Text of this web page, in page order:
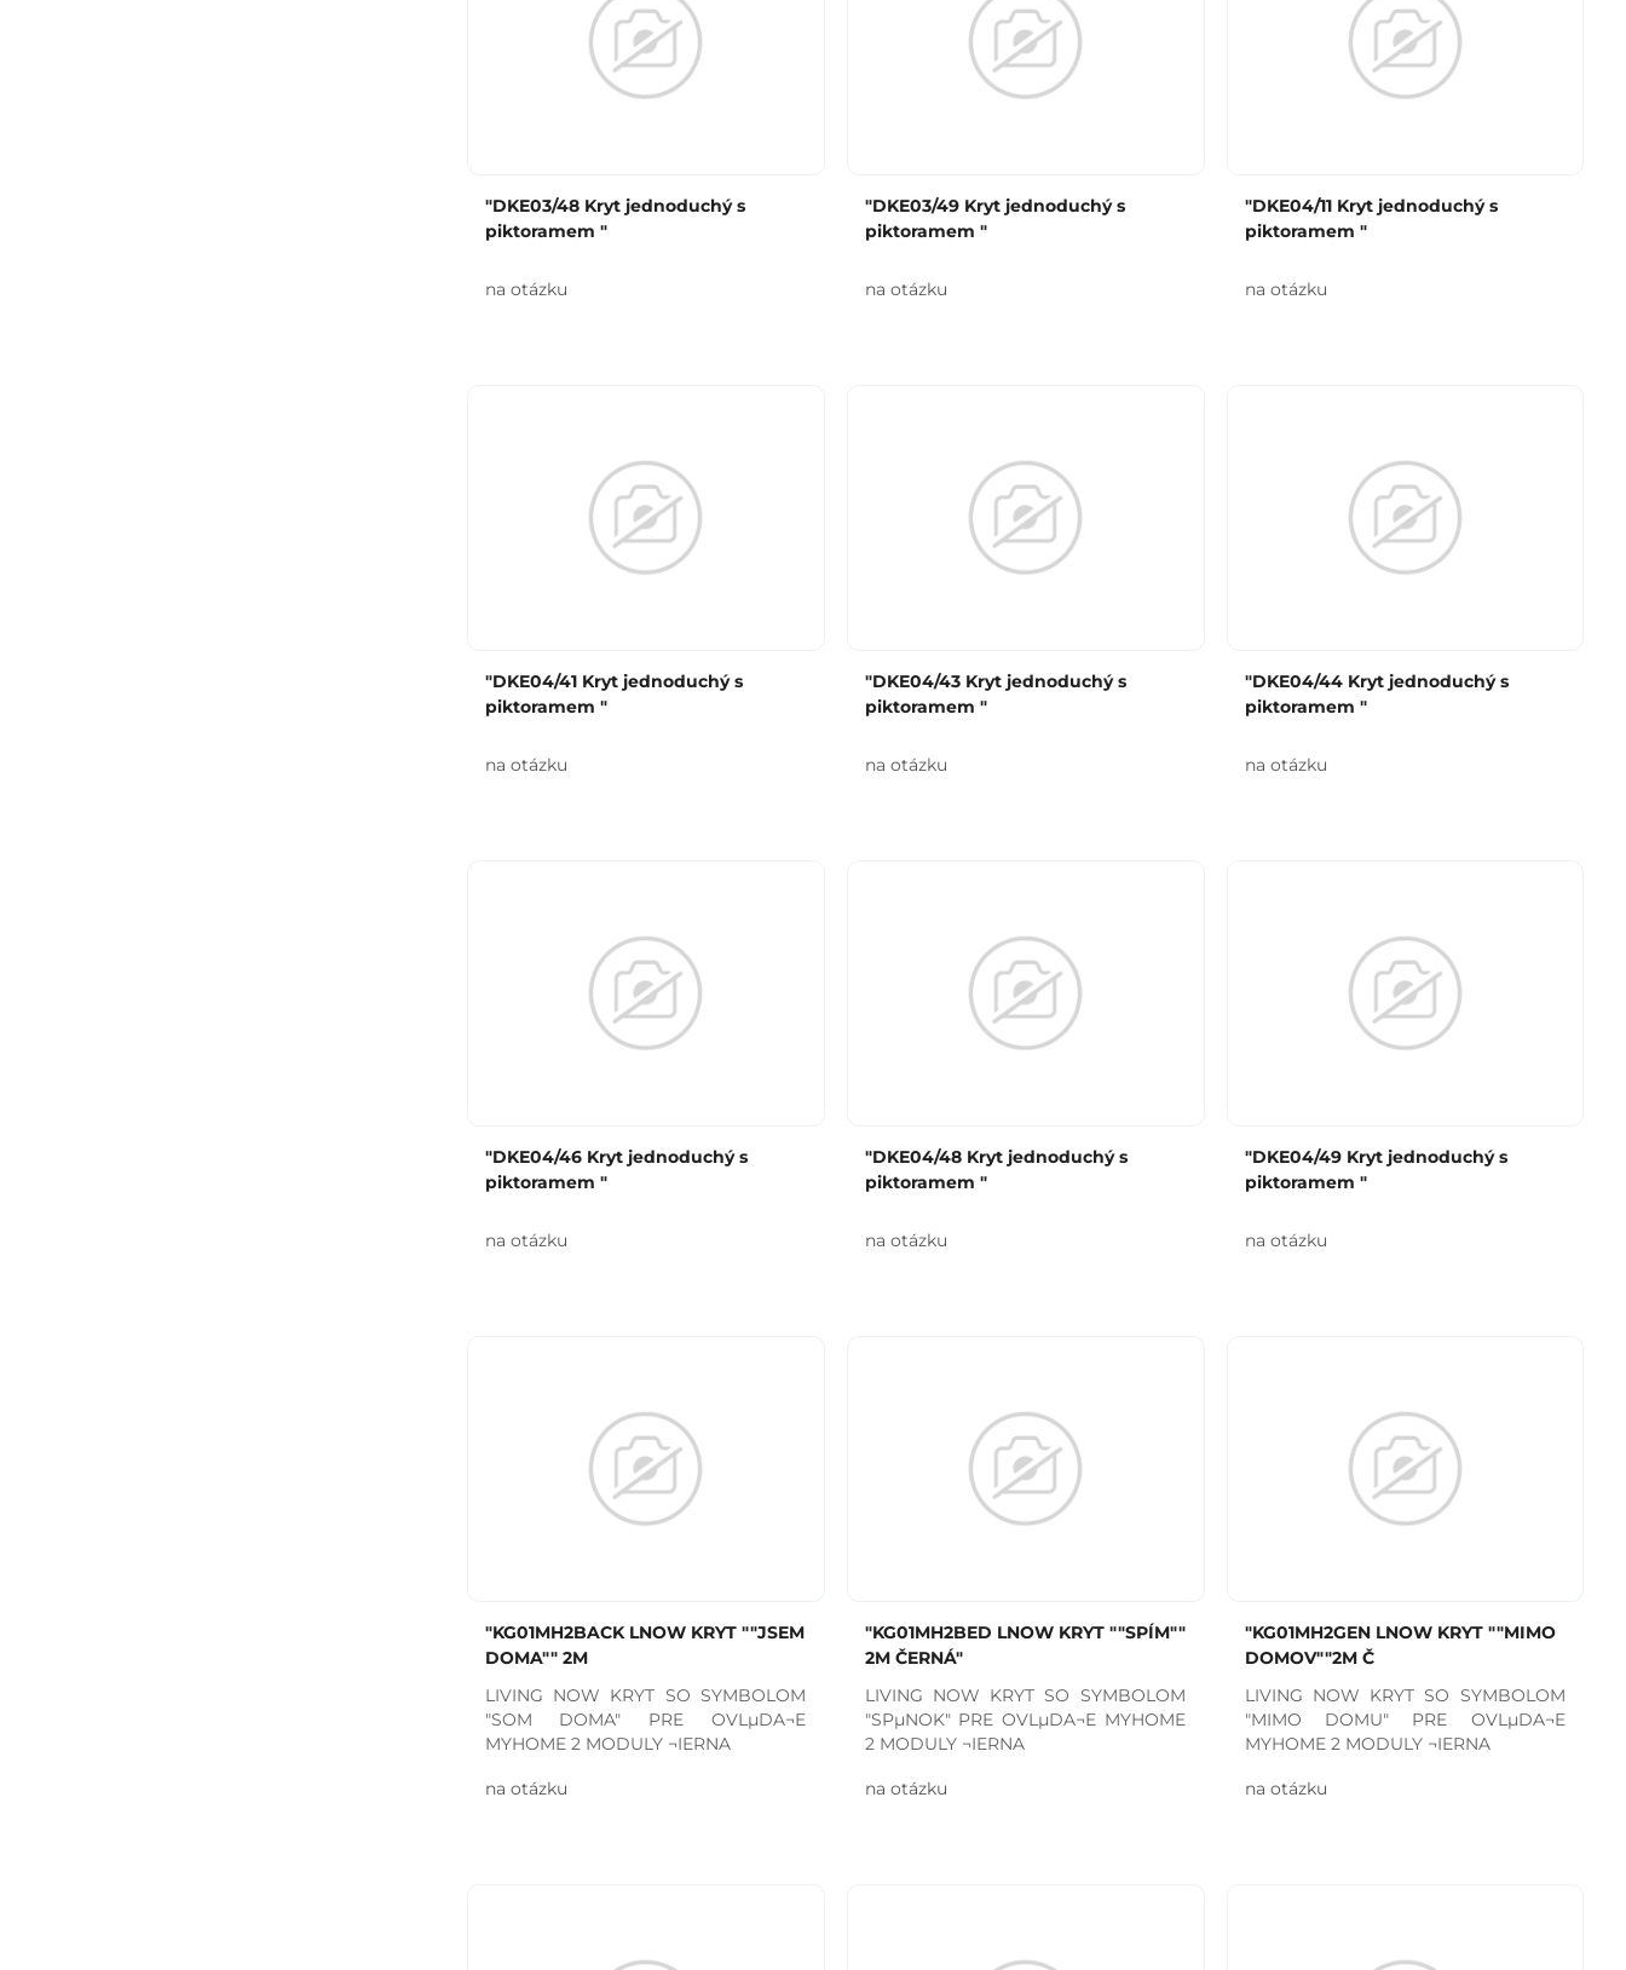
"DKE03/48 Kryt jednoduchý s
piktoramem "
na otázku
"DKE03/49 Kryt jednoduchý s
piktoramem "
na otázku
"DKE04/11 Kryt jednoduchý s
piktoramem "
na otázku
"DKE04/41 Kryt jednoduchý s
piktoramem "
na otázku
"DKE04/43 Kryt jednoduchý s
piktoramem "
na otázku
"DKE04/44 Kryt jednoduchý s
piktoramem "
na otázku
"DKE04/46 Kryt jednoduchý s
piktoramem "
na otázku
"DKE04/48 Kryt jednoduchý s
piktoramem "
na otázku
"DKE04/49 Kryt jednoduchý s
piktoramem "
na otázku
"KG01MH2BACK LNOW KRYT ""JSEM
DOMA"" 2M
LIVING NOW KRYT SO SYMBOLOM
"SOM DOMA" PRE OVLµDA¬E
MYHOME 2 MODULY ¬IERNA
na otázku
"KG01MH2BED LNOW KRYT ""SPÍM""
2M ČERNÁ"
LIVING NOW KRYT SO SYMBOLOM
"SPµNOK" PRE OVLµDA¬E MYHOME
2 MODULY ¬IERNA
na otázku
"KG01MH2GEN LNOW KRYT ""MIMO
DOMOV""2M Č
LIVING NOW KRYT SO SYMBOLOM
"MIMO DOMU" PRE OVLµDA¬E
MYHOME 2 MODULY ¬IERNA
na otázku